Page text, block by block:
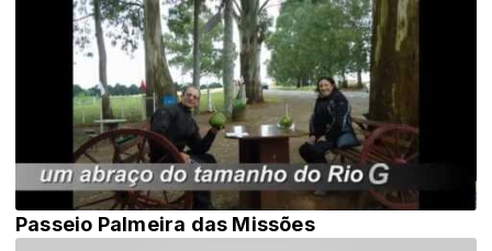
Passeio Palmeira das Missões